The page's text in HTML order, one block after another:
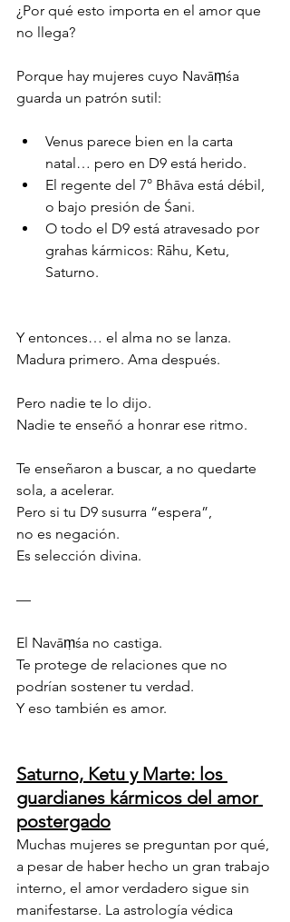
¿Por qué esto importa en el amor que
no llega?
Porque hay mujeres cuyo Navāṃśa
guarda un patrón sutil:
Venus parece bien en la carta
natal… pero en D9 está herido.
El regente del 7° Bhāva está débil,
o bajo presión de Śani.
O todo el D9 está atravesado por
grahas kármicos: Rāhu, Ketu,
Saturno.
Y entonces… el alma no se lanza.
Madura primero. Ama después.
Pero nadie te lo dijo.
Nadie te enseñó a honrar ese ritmo.
Te enseñaron a buscar, a no quedarte
sola, a acelerar.
Pero si tu D9 susurra “espera”,
no es negación.
Es selección divina.
—
El Navāṃśa no castiga.
Te protege de relaciones que no
podrían sostener tu verdad.
Y eso también es amor.
Saturno, Ketu y Marte: los
guardianes kármicos del amor
postergado
Muchas mujeres se preguntan por qué,
a pesar de haber hecho un gran trabajo
interno, el amor verdadero sigue sin
manifestarse. La astrología védica